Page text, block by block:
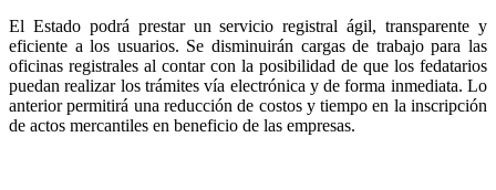
El Estado podrá prestar un servicio registral ágil, transparente y
eficiente a los usuarios. Se disminuirán cargas de trabajo para las
oficinas registrales al contar con la posibilidad de que los fedatarios
puedan realizar los trámites vía electrónica y de forma inmediata. Lo
anterior permitirá una reducción de costos y tiempo en la inscripción
de actos mercantiles en beneficio de las empresas.